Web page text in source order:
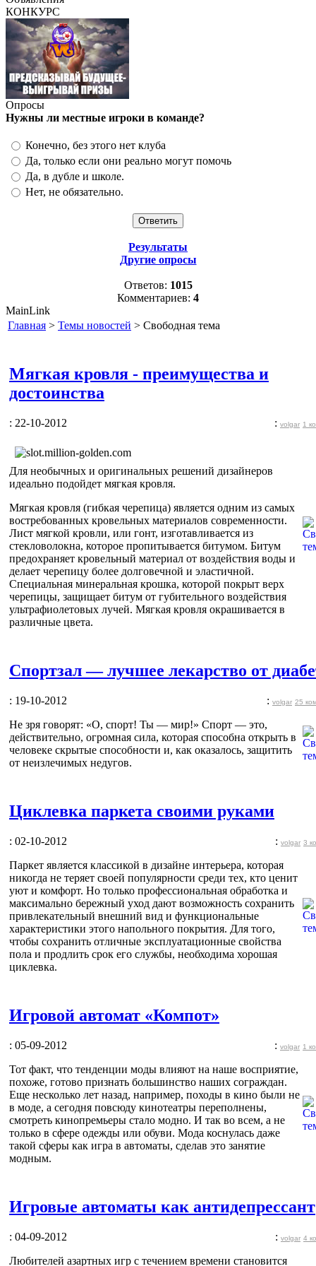
КОНКУРС
Опросы
Нужны ли местные игроки в команде?
Конечно, без этого нет клуба
Да, только если они реально могут помочь
Да, в дубле и школе.
Нет, не обязательно.
Результаты
Другие опросы
Ответов: 1015
Комментариев: 4
MainLink
Главная > Темы новостей > Свободная тема
Мягкая кровля - преимущества и
достоинства
: 22-10-2012 : volgar 1
Для необычных и оригинальных решений дизайнеров
идеально подойдет мягкая кровля.
Мягкая кровля (гибкая черепица) является одним из самых
востребованных кровельных материалов современности.
Лист мягкой кровли, или гонт, изготавливается из
стекловолокна, которое пропитывается битумом. Битум
предохраняет кровельный материал от воздействия воды и
делает черепицу более долговечной и эластичной.
Специальная минеральная крошка, которой покрыт верх
черепицы, защищает битум от губительного воздействия
ультрафиолетовых лучей. Мягкая кровля окрашивается в
различные цвета.
Спортзал — лучшее лекарство от
: 19-10-2012 : volgar 25
Не зря говорят: «О, спорт! Ты — мир!» Спорт — это,
действительно, огромная сила, которая способна открыть в
человеке скрытые способности и, как оказалось, защитить
от неизлечимых недугов.
Циклевка паркета своими руками
: 02-10-2012 : volgar 3
Паркет является классикой в дизайне интерьера, которая
никогда не теряет своей популярности среди тех, кто ценит
уют и комфорт. Но только профессиональная обработка и
максимально бережный уход дают возможность сохранить
привлекательный внешний вид и функциональные
характеристики этого напольного покрытия. Для того,
чтобы сохранить отличные эксплуатационные свойства
пола и продлить срок его службы, необходима хорошая
циклевка.
Игровой автомат «Компот»
: 05-09-2012 : volgar 1
Тот факт, что тенденции моды влияют на наше восприятие,
похоже, готово признать большинство наших сограждан.
Еще несколько лет назад, например, походы в кино были не
в моде, а сегодня повсюду кинотеатры переполнены,
смотреть кинопремьеры стало модно. И так во всем, а не
только в сфере одежды или обуви. Мода коснулась даже
такой сферы как игра в автоматы, сделав это занятие
модным.
Игровые автоматы как антидепрессант
: 04-09-2012 : volgar 4
Любителей азартных игр с течением времени становится